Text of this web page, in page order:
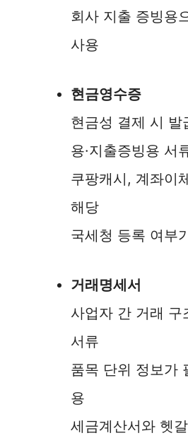
회사 지출 증빙용
사용
현금영수증
현금성 결제 시 발
용·지출증빙용 서
쿠팡캐시, 계좌이
해당
국세청 등록 여부
거래명세서
사업자 간 거래 구
서류
품목 단위 정보가
용
세금계산서와 헷